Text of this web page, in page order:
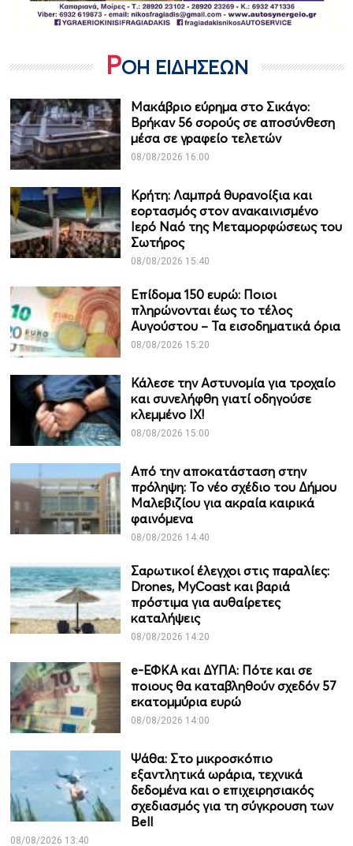
ΡΟΗ ΕΙΔΗΣΕΩΝ
Μακάβριο εύρημα στο Σικάγο:
Βρήκαν 56 σορούς σε αποσύνθεση
μέσα σε γραφείο τελετών
08/08/2026 16:00
Κρήτη: Λαμπρά θυρανοίξια και
εορτασμός στον ανακαινισμένο
Ιερό Ναό της Μεταμορφώσεως του
Σωτήρος
08/08/2026 15:40
Επίδομα 150 ευρώ: Ποιοι
πληρώνονται έως το τέλος
Αυγούστου – Τα εισοδηματικά όρια
08/08/2026 15:20
Κάλεσε την Αστυνομία για τροχαίο
και συνελήφθη γιατί οδηγούσε
κλεμμένο ΙΧ!
08/08/2026 15:00
Από την αποκατάσταση στην
πρόληψη: Το νέο σχέδιο του Δήμου
Μαλεβιζίου για ακραία καιρικά
φαινόμενα
08/08/2026 14:40
Σαρωτικοί έλεγχοι στις παραλίες:
Drones, MyCoast και βαριά
πρόστιμα για αυθαίρετες
καταλήψεις
08/08/2026 14:20
e-ΕΦΚΑ και ΔΥΠΑ: Πότε και σε
ποιους θα καταβληθούν σχεδόν 57
εκατομμύρια ευρώ
08/08/2026 14:00
Ψάθα: Στο μικροσκόπιο
εξαντλητικά ωράρια, τεχνικά
δεδομένα και ο επιχειρησιακός
σχεδιασμός για τη σύγκρουση των
Bell
08/08/2026 13:40